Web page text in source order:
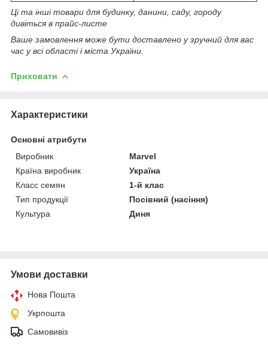
Ці та інші товари для будинку, данини, саду, городу
дивіться в прайс-листе
Ваше замовлення може бути доставлено у зручний для вас
час у всі області і міста України.
Приховати
Характеристики
Основні атрибути
Виробник
Marvel
Країна виробник
Україна
Класс семян
1-й клас
Тип продукції
Посівний (насіння)
Культура
Диня
Умови доставки
Нова Пошта
Укрпошта
Самовивіз